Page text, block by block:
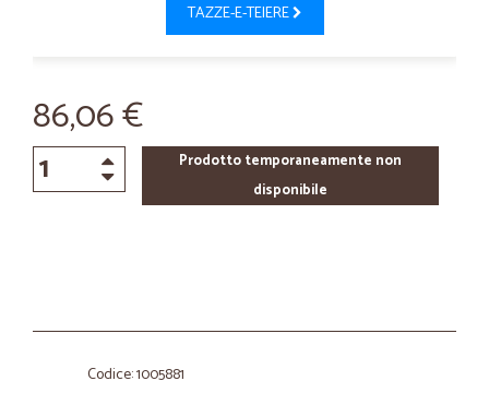
TAZZE-E-TEIERE
86,06 €
Prodotto temporaneamente non
disponibile
Codice: 1005881